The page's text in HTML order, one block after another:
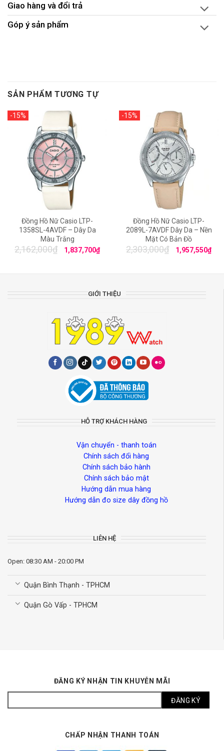
Giao hàng và đổi trả
Góp ý sản phẩm
SẢN PHẨM TƯƠNG TỰ
-15%
Đồng Hồ Nữ Casio LTP-
1358SL-4AVDF – Dây Da
Màu Trắng
2,162,000₫ 1,837,700₫
-15%
Đồng Hồ Nữ Casio LTP-
2089L-7AVDF Dây Da – Nền
Mặt Có Bản Đồ
2,303,000₫ 1,957,550₫
GIỚI THIỆU
HỖ TRỢ KHÁCH HÀNG
Vận chuyển - thanh toán
Chính sách đổi hàng
Chính sách bảo hành
Chính sách bảo mật
Hướng dẫn mua hàng
Hướng dẫn đo size dây đồng hồ
LIÊN HỆ
Open: 08:30 AM - 20:00 PM
Quận Bình Thạnh - TPHCM
Quận Gò Vấp - TPHCM
ĐĂNG KÝ NHẬN TIN KHUYỄN MÃI
CHẤP NHẬN THANH TOÁN